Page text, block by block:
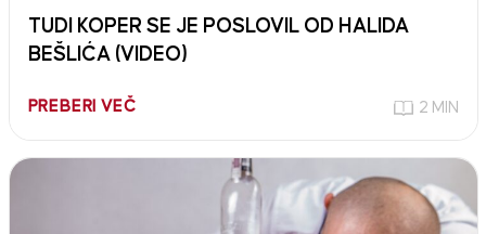
TUDI KOPER SE JE POSLOVIL OD HALIDA
BEŠLIĆA (VIDEO)
PREBERI VEČ 2 MIN